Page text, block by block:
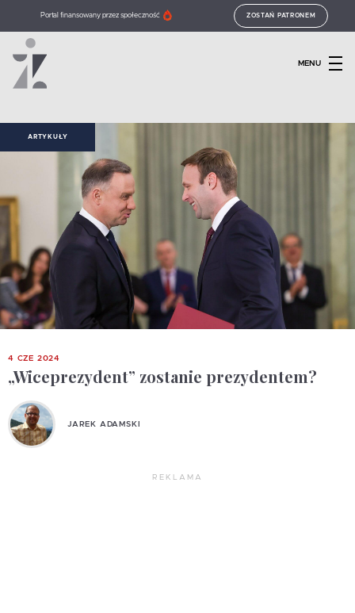
Portal finansowany przez społeczność ZOSTAŃ PATRONEM
MENU
ARTYKUŁY
4 CZE 2024
„Wiceprezydent” zostanie prezydentem?
JAREK ADAMSKI
REKLAMA